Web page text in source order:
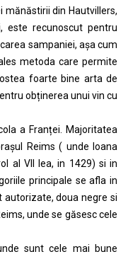
din Hautvillers,
este recunoscut pentru
sampaniei, așa cum
metoda care permite
foarte bine arta de
obținerea unui vin cu
a Franței. Majoritatea
Reims ( unde Ioana
al VII lea, in 1429) si in
principale se afla in
autorizate, doua negre si
unde se găsesc cele
sunt cele mai bune